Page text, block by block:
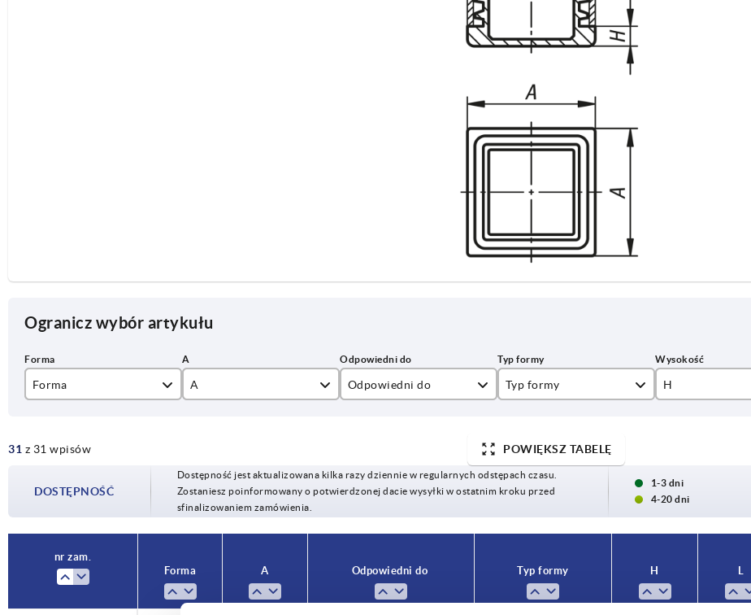
Ogranicz wybór artykułu
Forma A
15
20
Odpowiedni do
15x15x0,8-2
20 x 20 x 0,8-3
Typ formy H
5
6
31 z 31 wpisów POWIĘKSZ TABELĘ
DOSTĘPNOŚĆ
Dostępność jest aktualizowana kilka razy dziennie w regularnych odstępach czasu.
Zostaniesz poinformowany o potwierdzonej dacie wysyłki w ostatnim kroku przed
sfinalizowaniem zamówienia.
1-3 dni
4-20 dni
nr zam.
Forma
A Odpowiedni do Typ formy H